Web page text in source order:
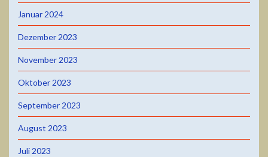
Januar 2024
Dezember 2023
November 2023
Oktober 2023
September 2023
August 2023
Juli 2023